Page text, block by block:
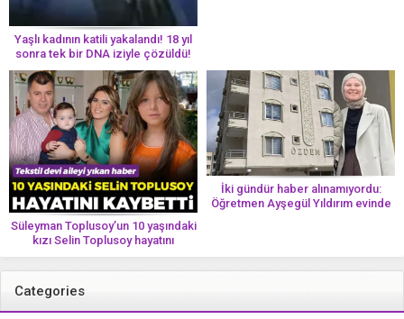
Yaşlı kadının katili yakalandı! 18 yıl
sonra tek bir DNA iziyle çözüldü!
Süleyman Toplusoy’un 10 yaşındaki
kızı Selin Toplusoy hayatını
kaybetti! ‘Ah dünya güzeli melek’
İki gündür haber alınamıyordu:
Öğretmen Ayşegül Yıldırım evinde
Categories